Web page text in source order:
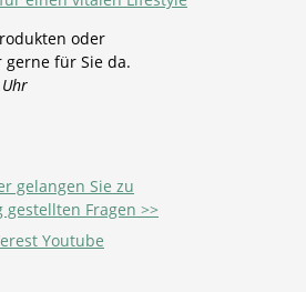
oder
für Sie da.
gelangen Sie zu
gestellten Fragen >>
Youtube